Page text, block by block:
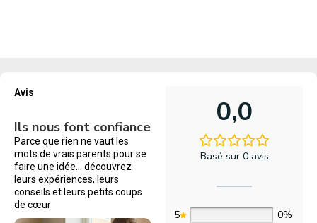
Avis
Ils nous font confiance
Parce que rien ne vaut les
mots de vrais parents pour se
faire une idée… découvrez
leurs expériences, leurs
conseils et leurs petits coups
de cœur
0,0
Basé sur 0 avis
5
0%